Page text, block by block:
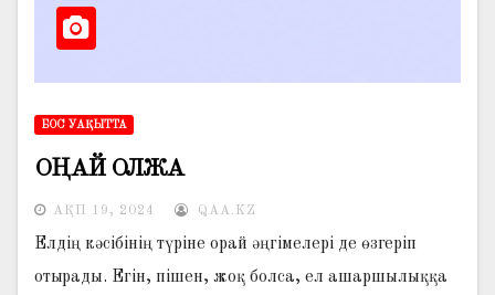
БОС УАҚЫТТА
ОҢАЙ ОЛЖА
АҚП 19, 2024 QAA.KZ
Елдің кәсібінің түріне орай әңгімелері де өзгеріп
отырады. Егін, пішен, жоқ болса, ел ашаршылыққа